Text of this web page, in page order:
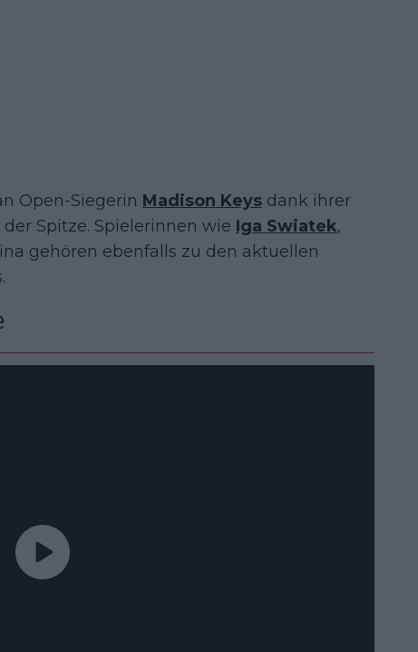
Open-Siegerin Madison Keys dank ihrer
Spitze. Spielerinnen wie Iga Swiatek,
gehören ebenfalls zu den aktuellen